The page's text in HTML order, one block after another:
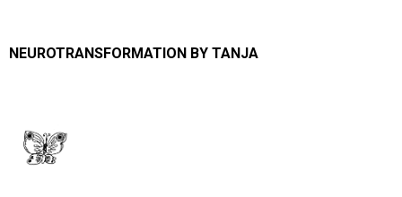
NEUROTRANSFORMATION BY TANJA